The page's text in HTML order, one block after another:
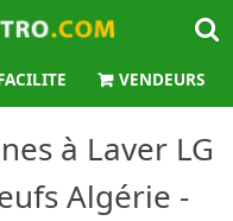
VENDEURS
à Laver LG
Algérie -